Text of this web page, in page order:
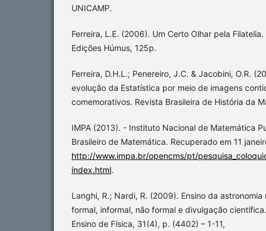
UNICAMP.
Ferreira, L.E. (2006). Um Certo Olhar pela
Edições Húmus, 125p.
Ferreira, D.H.L.; Penereiro, J.C. & Jacobini, O.R.
evolução da Estatística por meio de imagens
comemorativos. Revista Brasileira de História da
IMPA (2013). - Instituto Nacional de Matemática
Brasileiro de Matemática. Recuperado em 11
http://www.impa.br/opencms/pt/
índex.html.
Langhi, R.; Nardi, R. (2009). Ensino da
formal, informal, não formal e divulgação
Ensino de Física, 31(4), p. (4402) – 1-11,